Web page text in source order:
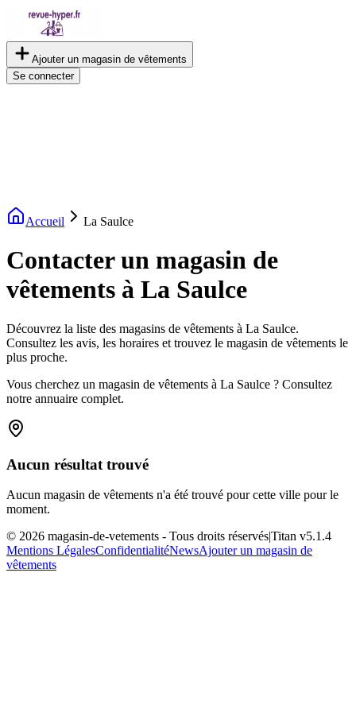
Ajouter un magasin de vêtements
Se connecter
Accueil La Saulce
Contacter un magasin de
vêtements à La Saulce
Découvrez la liste des magasins de vêtements à La Saulce.
Consultez les avis, les horaires et trouvez le magasin de vêtements le
plus proche.
Vous cherchez un magasin de vêtements à La Saulce ? Consultez
notre annuaire complet.
Aucun résultat trouvé
Aucun magasin de vêtements n'a été trouvé pour cette ville pour le
moment.
© 2026 magasin-de-vetements - Tous droits réservés|Titan v5.1.4
Mentions LégalesConfidentialitéNewsAjouter un magasin de
vêtements